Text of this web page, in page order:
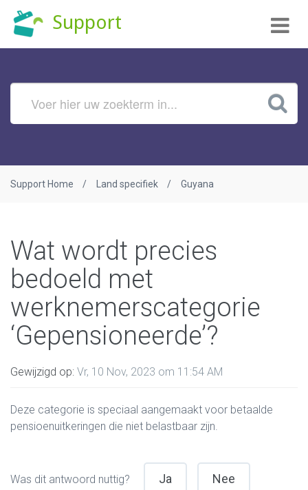
Support
Support Home Land specifiek Guyana
Wat wordt precies
bedoeld met
werknemerscategorie
‘Gepensioneerde’?
Gewijzigd op: Vr, 10 Nov, 2023 om 11:54 AM
Deze categorie is speciaal aangemaakt voor betaalde
pensioenuitkeringen die niet belastbaar zijn.
Was dit antwoord nuttig? Ja Nee